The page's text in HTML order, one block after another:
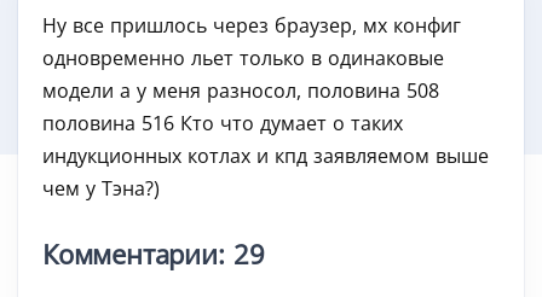
Ну все пришлось через браузер, мх конфиг
одновременно льет только в одинаковые
модели а у меня разносол, половина 508
половина 516 Кто что думает о таких
индукционных котлах и кпд заявляемом выше
чем у Тэна?)
Комментарии: 29